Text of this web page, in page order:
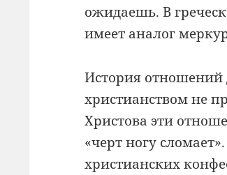
ожидаешь. В
имеет аналог
История отношений
христианством не
Христова эти
«черт ногу
христианских